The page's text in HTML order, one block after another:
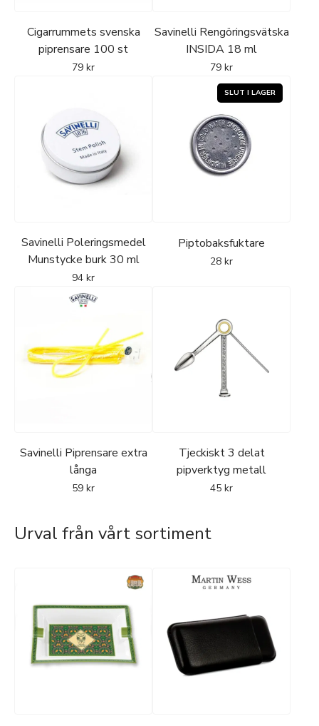
Cigarrummets svenska
piprensare 100 st
79 kr
Savinelli Rengöringsvätska
INSIDA 18 ml
79 kr
Savinelli Poleringsmedel
Munstycke burk 30 ml
94 kr
Piptobaksfuktare
28 kr
Savinelli Piprensare extra
långa
59 kr
Tjeckiskt 3 delat
pipverktyg metall
45 kr
Urval från vårt sortiment